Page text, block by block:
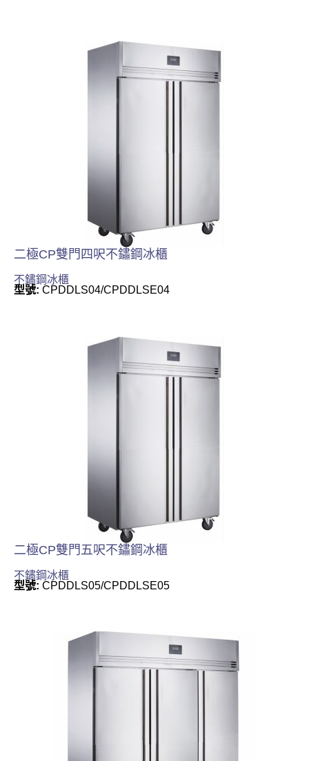
二極CP雙門四呎不鏽鋼冰櫃
不鏽鋼冰櫃
型號: CPDDLS04/CPDDLSE04
二極CP雙門五呎不鏽鋼冰櫃
不鏽鋼冰櫃
型號: CPDDLS05/CPDDLSE05